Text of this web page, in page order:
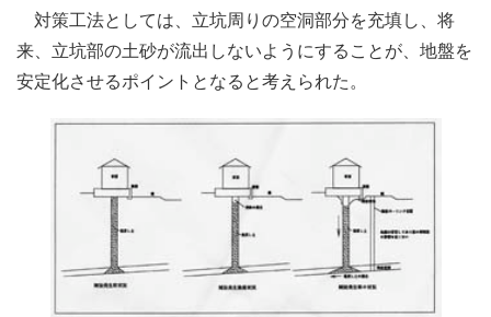
対策工法としては、立坑周りの空洞部分を充填し、将
来、立坑部の土砂が流出しないようにすることが、地盤を
安定化させるポイントとなると考えられた。